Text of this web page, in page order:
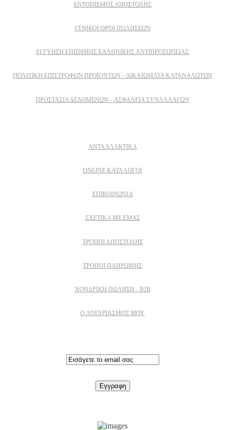
ΕΝΤΟΠΙΣΜΟΣ ΑΠΟΣΤΟΛΗΣ
ΓΕΝΙΚΟΙ ΟΡΟΙ ΠΩΛΗΣΕΩΝ
ΕΓΓΎΗΣΗ ΕΠΊΣΗΜΗΣ ΕΛΛΗΝΙΚΉΣ ΑΝΤΙΠΡΟΣΩΠΕΊΑΣ
ΠΟΛΙΤΙΚΉ ΕΠΙΣΤΡΟΦΏΝ ΠΡΟΪΌΝΤΩΝ – ΔΙΚΑΙΏΜΑΤΑ ΚΑΤΑΝΑΛΩΤΏΝ
ΠΡΟΣΤΑΣΊΑ ΔΕΔΟΜΈΝΩΝ – ΑΣΦΆΛΕΙΑ ΣΥΝΑΛΛΑΓΏΝ
ΑΝΤΑΛΛΑΚΤΙΚΑ
ONLINE ΚΑΤΑΛΟΓΟΙ
ΕΠΙΚΟΙΝΩΝΙΑ
ΣΧΕΤΙΚΆ ΜΕ ΕΜΆΣ
ΤΡΌΠΟΙ ΑΠΟΣΤΟΛΉΣ
ΤΡΌΠΟΙ ΠΛΗΡΩΜΉΣ
ΧΟΝΔΡΙΚΉ ΠΏΛΗΣΗ - B2B
Ο ΛΟΓΑΡΙΑΣΜΟΣ ΜΟΥ